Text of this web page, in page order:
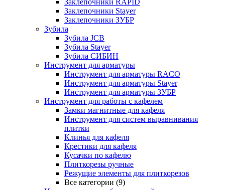
Заклепочники RAPID
Заклепочники Stayer
Заклепочники ЗУБР
Зубила
Зубила JCB
Зубила Stayer
Зубила СИБИН
Инструмент для арматуры
Инструмент для арматуры RACO
Инструмент для арматуры Stayer
Инструмент для арматуры ЗУБР
Инструмент для работы с кафелем
Замки магнитные для кафеля
Инструмент для систем выравнивания
плитки
Клинья для кафеля
Крестики для кафеля
Кусачки по кафелю
Плиткорезы ручные
Режущие элементы для плиткорезов
Все категории (9)